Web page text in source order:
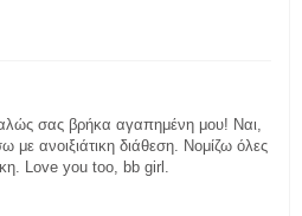
σας βρήκα αγαπημένη μου! Ναι,
με ανοιξιάτικη διάθεση. Νομίζω όλες
Love you too, bb girl.